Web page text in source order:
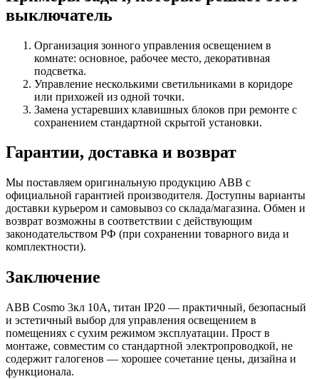
выключатель
Организация зонного управления освещением в
комнате: основное, рабочее место, декоративная
подсветка.
Управление несколькими светильниками в коридоре
или прихожей из одной точки.
Замена устаревших клавишных блоков при ремонте с
сохранением стандартной скрытой установки.
Гарантии, доставка и возврат
Мы поставляем оригинальную продукцию ABB с
официальной гарантией производителя. Доступны варианты
доставки курьером и самовывоз со склада/магазина. Обмен и
возврат возможны в соответствии с действующим
законодательством РФ (при сохранении товарного вида и
комплектности).
Заключение
ABB Cosmo 3кл 10А, титан IP20 — практичный, безопасный
и эстетичный выбор для управления освещением в
помещениях с сухим режимом эксплуатации. Прост в
монтаже, совместим со стандартной электропроводкой, не
содержит галогенов — хорошее сочетание цены, дизайна и
функционала.